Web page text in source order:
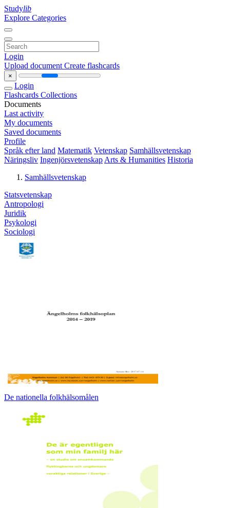
Studylib
Explore Categories
Login
Upload document Create flashcards
×
Login
Flashcards Collections
Documents
Last activity
My documents
Saved documents
Profile
Språk efter land Matematik Vetenskap Samhällsvetenskap
Näringsliv Ingenjörsvetenskap Arts & Humanities Historia
Samhällsvetenskap
Statsvetenskap
Antropologi
Juridik
Psykologi
Sociologi
De nationella folkhälsomålen